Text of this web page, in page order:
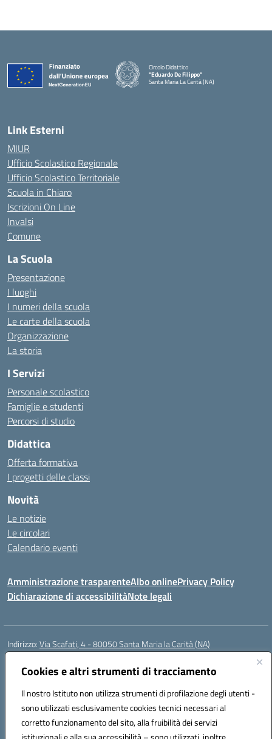
Cookies e altri strumenti di tracciamento
Il nostro Istituto non utilizza strumenti di profilazione degli utenti -
sono utilizzati esclusivamente cookies tecnici necessari al
corretto funzionamento del sito, alla fruibilità dei servizi
Circolo Didattico
"Eduardo De Filippo"
Santa Maria La Carità (NA)
Link Esterni
MIUR
Ufficio Scolastico Regionale
Ufficio Scolastico Territoriale
Scuola in Chiaro
Iscrizioni On Line
Invalsi
Comune
La Scuola
Presentazione
I luoghi
I numeri della scuola
Le carte della scuola
Organizzazione
La storia
I Servizi
Personale scolastico
Famiglie e studenti
Percorsi di studio
Didattica
Offerta formativa
I progetti delle classi
Novità
Le notizie
Le circolari
Calendario eventi
Amministrazione trasparenteAlbo onlinePrivacy Policy
Dichiarazione di accessibilitàNote legali
Indirizzo:Via Scafati, 4 - 80050 Santa Maria la Carità (NA)
Centralino:
Posta elettronica certificata (PEC):NAEE21900T@pec.istruzione.it
Codice fiscale: 90016250632
Codice meccanografico:NAEE21900T
Codice Indice delle Pubbliche Amministrazioni (IPA): istsc_naee21900t
Codice unico di fatturazione (CUF): UFZ0X6